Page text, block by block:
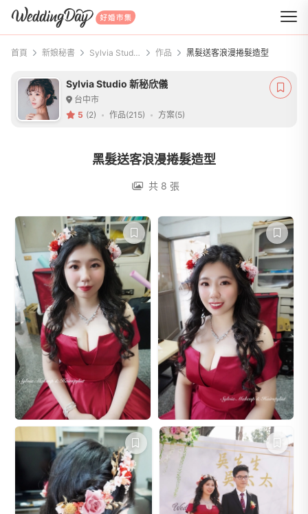
WeddingDay 好婚市集
首頁 新娘秘書 Sylvia Studio 新秘欣儀 作品 黑髮送客浪漫捲髮造型
Sylvia Studio 新秘欣儀
台中市
5 (2) 作品(215) 方案(5)
黑髮送客浪漫捲髮造型
共 8 張